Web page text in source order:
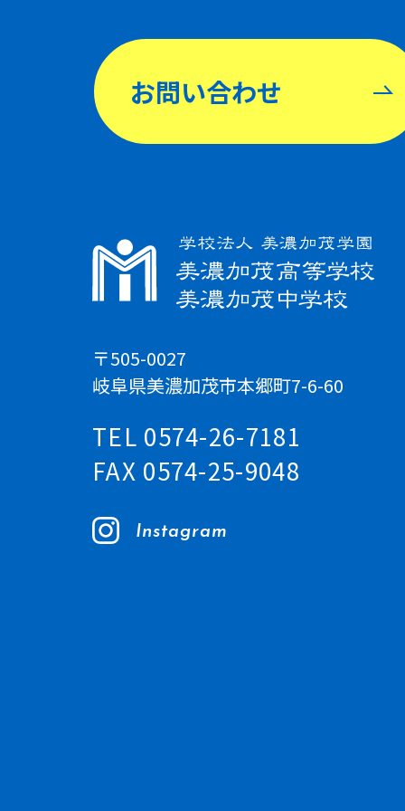
お問い合わせ
〒505-0027
岐阜県美濃加茂市本郷町7-6-60
TEL 0574-26-7181
FAX 0574-25-9048
Instagram